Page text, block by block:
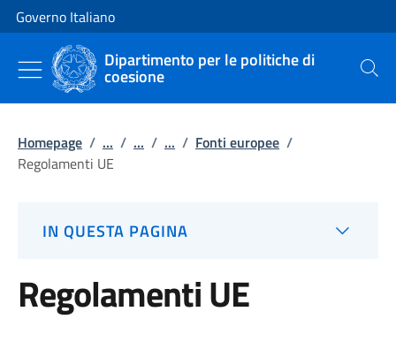
Vai al contenuto
Vai alla navigazione del sito
Governo Italiano
Dipartimento per le politiche di
coesione Cerca
Homepage / ... / ... / ... / Fonti europee /
Regolamenti UE
IN QUESTA PAGINA
Regolamenti UE